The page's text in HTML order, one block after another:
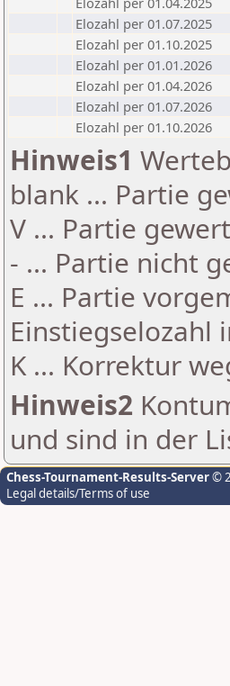
Elozahl per 01.07.2025
Elozahl per 01.10.2025
Elozahl per 01.01.2026
Elozahl per 01.04.2026
Elozahl per 01.07.2026
Elozahl per 01.10.2026
Hinweis1
blank ... Partie
V ... Partie
- ... Partie nicht
E ... Partie
Einstiegselozahl
K ... Korrektur
Hinweis2
und sind in der
Chess-Tournament-Results-Server©
Legal details/Terms of use